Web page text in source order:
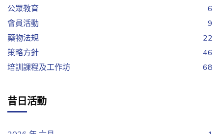
公眾教育
6
會員活動
9
藥物法規
22
策略方針
46
培訓課程及工作坊
68
昔日活動